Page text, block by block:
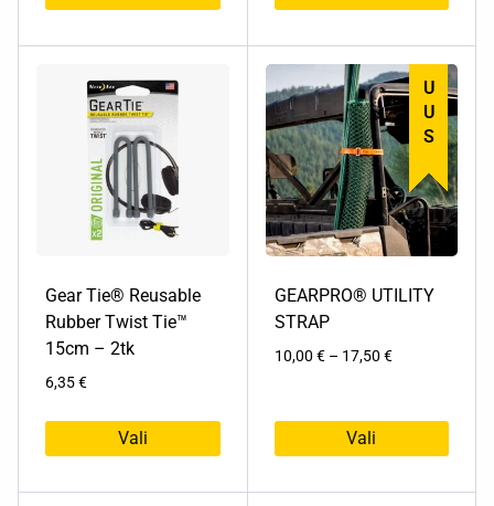
tootel
mitu
varianti.
Valikuid
saab
teha
tootelehel.
Gear Tie® Reusable
Rubber Twist Tie™
15cm – 2tk
6,35€
Vali
tootel
UUS
GEARPRO® UTILITY
STRAP
10,00 € – 17,50 €Hinnavahemik:
17,50 €
Vali
tootel